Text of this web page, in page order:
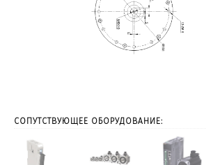
СОПУТСТВУЮЩЕЕ ОБОРУДОВАНИЕ: